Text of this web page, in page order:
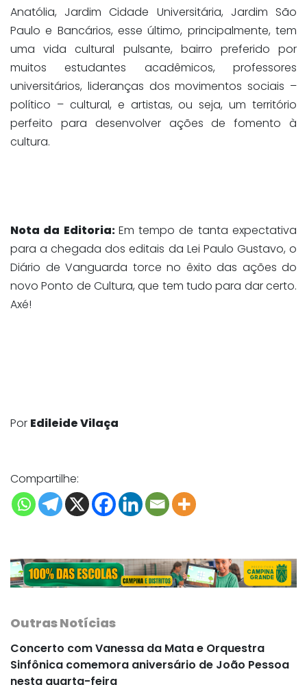
Anatólia, Jardim Cidade Universitária, Jardim São
Paulo e Bancários, esse último, principalmente, tem
uma vida cultural pulsante, bairro preferido por
muitos estudantes acadêmicos, professores
universitários, lideranças dos movimentos sociais –
político – cultural, e artistas, ou seja, um território
perfeito para desenvolver ações de fomento à
cultura.
Nota da Editoria: Em tempo de tanta expectativa
para a chegada dos editais da Lei Paulo Gustavo, o
Diário de Vanguarda torce no êxito das ações do
novo Ponto de Cultura, que tem tudo para dar certo.
Axé!
Por Edileide Vilaça
Compartilhe:
Outras Notícias
Concerto com Vanessa da Mata e Orquestra
Sinfônica comemora aniversário de João Pessoa
nesta quarta-feira